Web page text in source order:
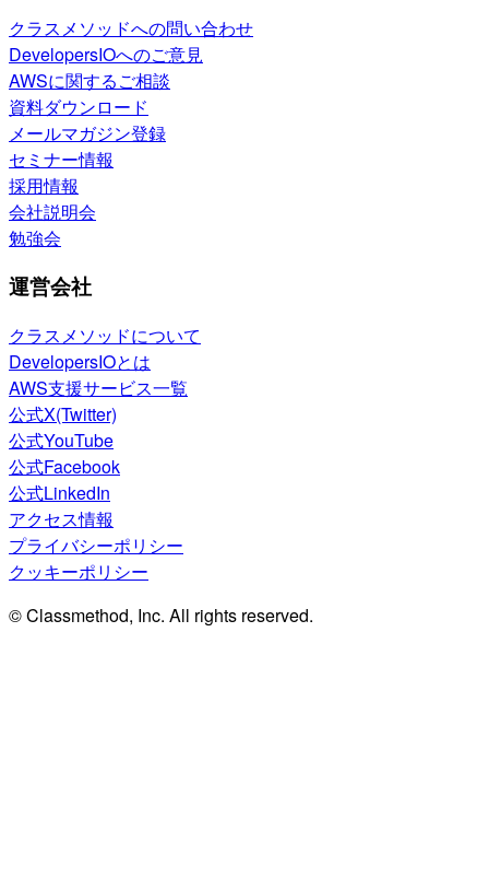
クラスメソッドへの問い合わせ
DevelopersIOへのご意見
AWSに関するご相談
資料ダウンロード
メールマガジン登録
セミナー情報
採用情報
会社説明会
勉強会
運営会社
クラスメソッドについて
DevelopersIOとは
AWS支援サービス一覧
公式X(Twitter)
公式YouTube
公式Facebook
公式LinkedIn
アクセス情報
プライバシーポリシー
クッキーポリシー
© Classmethod, Inc. All rights reserved.